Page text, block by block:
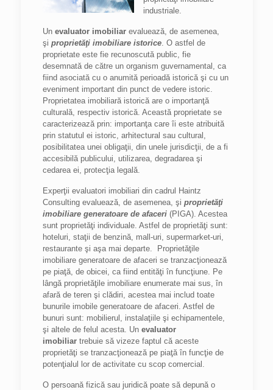
industriale.
Un evaluator imobiliarevaluează, de asemenea,
şi proprietăţi imobiliare istorice. O astfel de
proprietate este fie recunoscută public, fie
desemnată de către un organism guvernamental, ca
fiind asociată cu o anumită perioadă istorică şi cu un
eveniment important din punct de vedere istoric.
Proprietatea imobiliară istorică are o importanţă
culturală, respectiv istorică. Această proprietate se
caracterizează prin: importanţa care îi este atribuită
prin statutul ei istoric, arhitectural sau cultural,
posibilitatea unei obligaţii, din unele jurisdicţii, de a fi
accesibilă publicului, utilizarea, degradarea şi
cedarea ei, protecţia legală.
Experţii evaluatori imobiliari din cadrul Haintz
Consulting evaluează, de asemenea, şi proprietăţi
imobiliare generatoare de afaceri(PIGA). Acestea
sunt proprietăţi individuale. Astfel de proprietăţi sunt:
hoteluri, staţii de benzină, mall-uri, supermarket-uri,
restaurante şi aşa mai departe. Proprietăţile
imobiliare generatoare de afaceri se tranzacţionează
pe piaţă, de obicei, ca fiind entităţi în funcţiune. Pe
lângă proprietăţile imobiliare enumerate mai sus, în
afară de teren şi clădiri, acestea mai includ toate
bunurile imobile generatoare de afaceri. Astfel de
bunuri sunt: mobilierul, instalaţiile şi echipamentele,
şi altele de felul acesta. Un evaluator
imobiliartrebuie să vizeze faptul că aceste
proprietăţi se tranzacţionează pe piaţă în funcţie de
potenţialul lor de activitate cu scop comercial.
O persoană fizică sau juridică poate să depună o